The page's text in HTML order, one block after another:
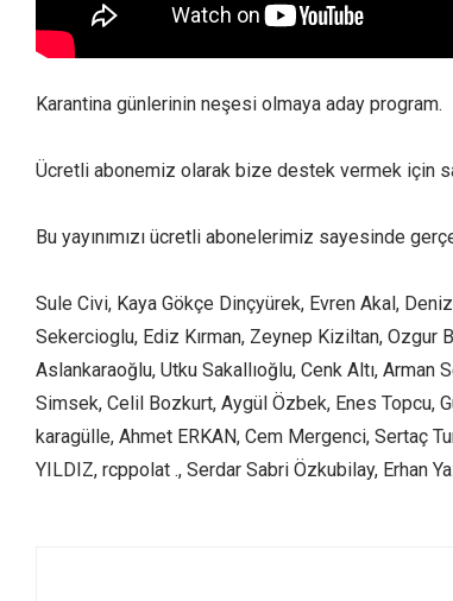
Karantina günlerinin neşesi olmaya aday program.
Ücretli abonemiz olarak bize destek vermek için
Bu yayınımızı ücretli abonelerimiz sayesinde
Sule Civi, Kaya Gökçe Dinçyürek, Evren Akal,
Sekercioglu, Ediz Kırman, Zeynep Kiziltan, Ozgur
Aslankaraoğlu, Utku Sakallıoğlu, Cenk Altı,
Simsek, Celil Bozkurt, Aygül Özbek, Enes Topcu,
karagülle, Ahmet ERKAN, Cem Mergenci, Sertaç
YILDIZ, rcppolat ., Serdar Sabri Özkubilay, Erhan